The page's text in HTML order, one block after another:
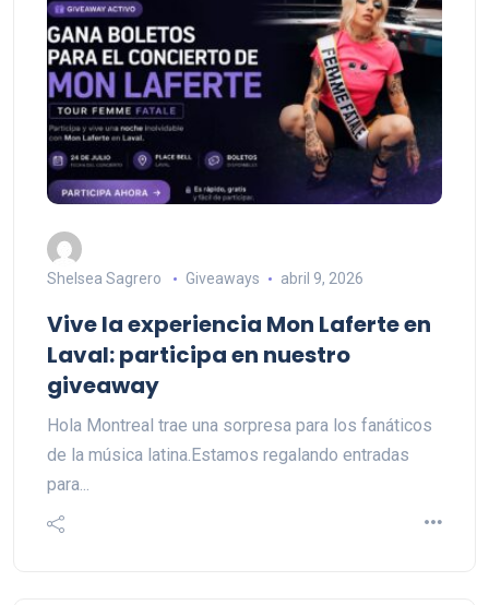
Shelsea Sagrero Giveaways abril 9, 2026
Vive la experiencia Mon Laferte en
Laval: participa en nuestro
giveaway
Hola Montreal trae una sorpresa para los fanáticos
de la música latina.Estamos regalando entradas
para...